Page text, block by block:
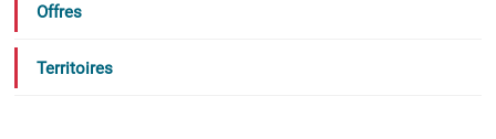
Offres
Territoires